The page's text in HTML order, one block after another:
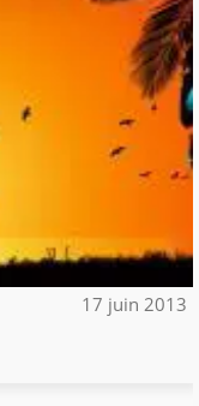
17 juin 2013